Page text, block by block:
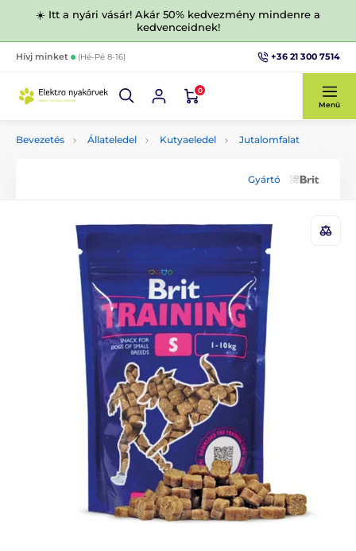
☀️ Itt a nyári vásár! Akár 50% kedvezmény mindenre a
kedvenceidnek!
Hívj minket (Hé-Pé 8-16) +36 21 300 7514
0
Menü
Bevezetés Állateledel Kutyaeledel Jutalomfalat
Gyártó